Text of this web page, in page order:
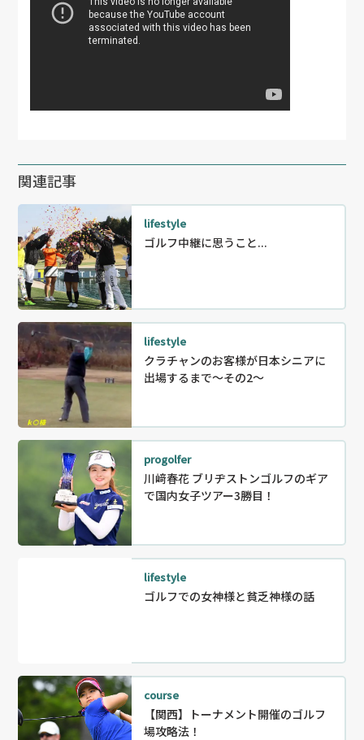
関連記事
lifestyle
ゴルフ中継に思うこと...
lifestyle
クラチャンのお客様が日本シニアに
出場するまで～その2～
progolfer
川﨑春花 ブリヂストンゴルフのギア
で国内女子ツアー3勝目！
lifestyle
ゴルフでの女神様と貧乏神様の話
course
【関西】トーナメント開催のゴルフ
場攻略法！